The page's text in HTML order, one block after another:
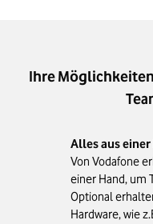
Ihre
Alles aus einer
Von Vodafone
einer Hand, um
Optional
Hardware, wie